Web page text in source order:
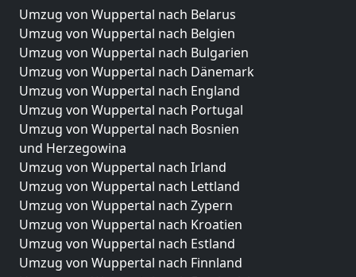
Umzug von Wuppertal nach Belarus
Umzug von Wuppertal nach Belgien
Umzug von Wuppertal nach Bulgarien
Umzug von Wuppertal nach Dänemark
Umzug von Wuppertal nach England
Umzug von Wuppertal nach Portugal
Umzug von Wuppertal nach Bosnien
und Herzegowina
Umzug von Wuppertal nach Irland
Umzug von Wuppertal nach Lettland
Umzug von Wuppertal nach Zypern
Umzug von Wuppertal nach Kroatien
Umzug von Wuppertal nach Estland
Umzug von Wuppertal nach Finnland